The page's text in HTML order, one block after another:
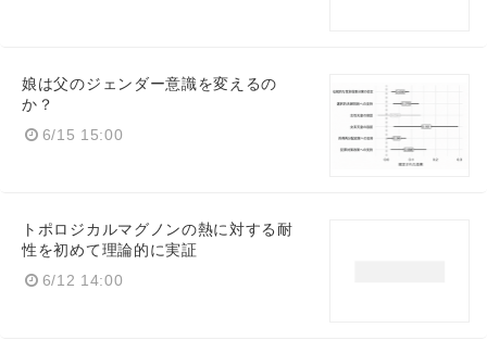
娘は父のジェンダー意識を変えるの
か？
6/15 15:00
トポロジカルマグノンの熱に対する耐
性を初めて理論的に実証
6/12 14:00